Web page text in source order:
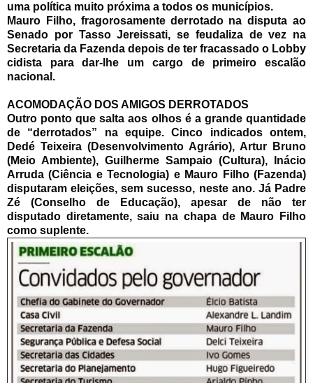
uma política muito próxima a todos os municípios.
Mauro Filho, fragorosamente derrotado na disputa ao
Senado por Tasso Jereissati, se feudaliza de vez na
Secretaria da Fazenda depois de ter fracassado o Lobby
cidista para dar-lhe um cargo de primeiro escalão
nacional.
ACOMODAÇÃO DOS AMIGOS DERROTADOS
Outro ponto que salta aos olhos é a grande quantidade
de “derrotados” na equipe. Cinco indicados ontem,
Dedé Teixeira (Desenvolvimento Agrário), Artur Bruno
(Meio Ambiente), Guilherme Sampaio (Cultura), Inácio
Arruda (Ciência e Tecnologia) e Mauro Filho (Fazenda)
disputaram eleições, sem sucesso, neste ano. Já Padre
Zé (Conselho de Educação), apesar de não ter
disputado diretamente, saiu na chapa de Mauro Filho
como suplente.